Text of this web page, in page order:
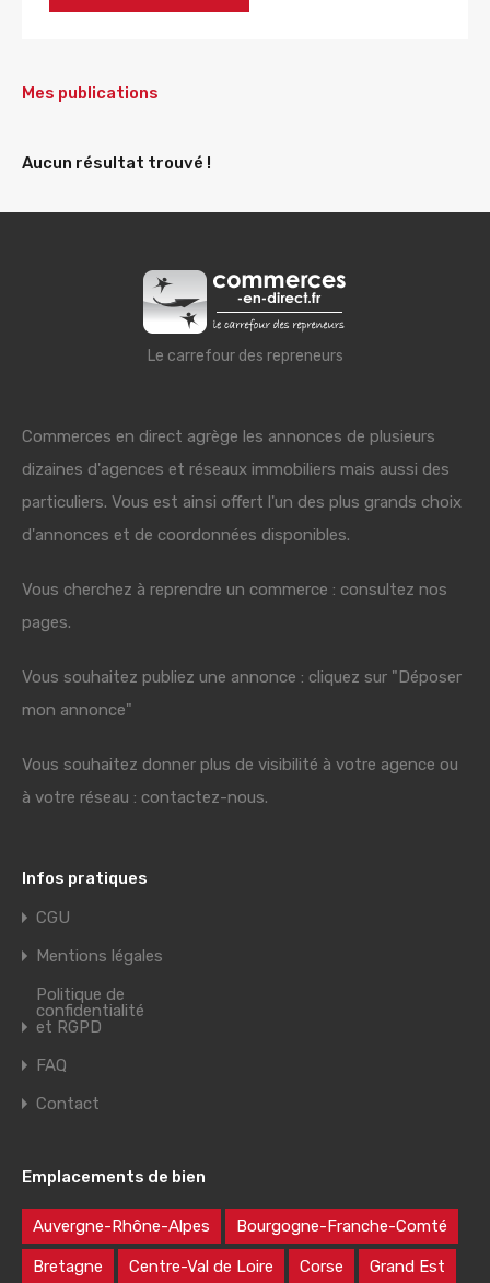
Mes publications
Aucun résultat trouvé !
Le carrefour des repreneurs
Commerces en direct agrège les annonces de plusieurs
dizaines d'agences et réseaux immobiliers mais aussi des
particuliers. Vous est ainsi offert l'un des plus grands choix
d'annonces et de coordonnées disponibles.
Vous cherchez à reprendre un commerce : consultez nos
pages.
Vous souhaitez publiez une annonce : cliquez sur "Déposer
mon annonce"
Vous souhaitez donner plus de visibilité à votre agence ou
à votre réseau : contactez-nous.
Infos pratiques
CGU
Mentions légales
Politique de
confidentialité
et RGPD
FAQ
Contact
Emplacements de bien
Auvergne-Rhône-Alpes Bourgogne-Franche-Comté
Bretagne Centre-Val de Loire Corse Grand Est